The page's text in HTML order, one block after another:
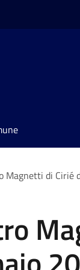
Magnetti di Cirié